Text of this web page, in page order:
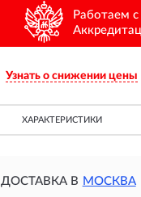
Работаем
Узнать о снижении цены
ХАРАКТЕРИСТИКИ
ДОСТАВКА В МОСКВА